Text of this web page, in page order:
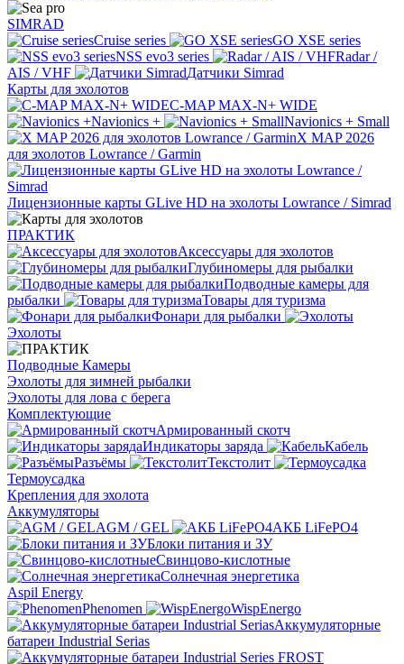
SIMRAD
Cruise series
GO XSE series
NSS evo3 series
Radar /
AIS / VHF
Датчики Simrad
Карты для эхолотов
C-MAP MAX-N+ WIDE
Navionics +
Navionics + Small
X MAP 2026
для эхолотов Lowrance / Garmin
Лицензионные карты GLive HD на эхолоты Lowrance / Simrad
ПРАКТИК
Аксессуары для эхолотов
Глубиномеры для рыбалки
Подводные камеры для
рыбалки
Товары для туризма
Фонари для рыбалки
Эхолоты
Подводные Камеры
Эхолоты для зимней рыбалки
Эхолоты для лова с берега
Комплектующие
Армированный скотч
Индикаторы заряда
Кабель
Разъёмы
Текстолит
Термоусадка
Крепления для эхолота
Аккумуляторы
AGM / GEL
АКБ LiFePO4
Блоки питания и ЗУ
Свинцово-кислотные
Солнечная энергетика
Aspil Energy
Phenomen
WispEnergo
Аккумуляторные
батареи Industrial Serias